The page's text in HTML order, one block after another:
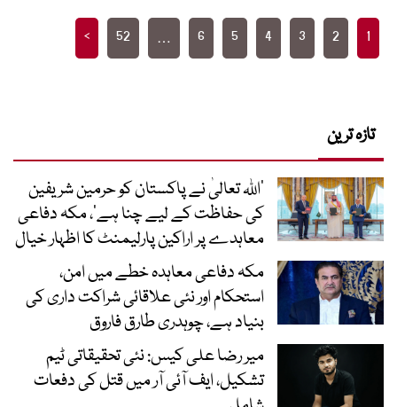
Posts
pagination
1
2
3
4
5
6
…
52
>
تازہ ترین
’اللہ تعالیٰ نے پاکستان کو حرمین شریفین
کی حفاظت کے لیے چنا ہے‘، مکہ دفاعی
معاہدے پر اراکین پارلیمنٹ کا اظہار خیال
مکہ دفاعی معاہدہ خطے میں امن،
استحکام اور نئی علاقائی شراکت داری کی
بنیاد ہے، چوہدری طارق فاروق
میر رضا علی کیس: نئی تحقیقاتی ٹیم
تشکیل، ایف آئی آر میں قتل کی دفعات